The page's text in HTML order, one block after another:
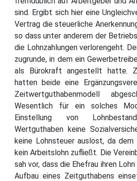
sind. Ergibt sich hier eine
Vertrag die steuerliche
so dass unter anderem der
die Lohnzahlungen verlorengeht.
zugrunde, in dem ein
als Bürokraft angestellt hatte.
hatten beide eine
Zeitwertguthabenmodell
Wesentlich für ein solches
Einstellung von
Wertguthaben keine
keine Lohnsteuer auslöst, da dem
kein Arbeitslohn zufließt. Die
sah vor, dass die Ehefrau ihren
Aufbau eines Zeitguthabens